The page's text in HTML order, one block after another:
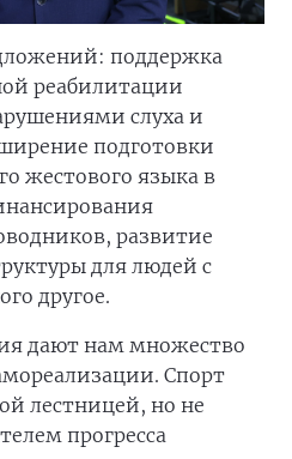
поддержка
реабилитации
слуха и
подготовки
жестового языка в
развитие
для людей с
другое.
дают нам множество
Спорт
лестницей, но не
прогресса